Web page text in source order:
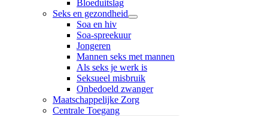
Bloeduitslag
Seks en gezondheid
Soa en hiv
Soa-spreekuur
Jongeren
Mannen seks met mannen
Als seks je werk is
Seksueel misbruik
Onbedoeld zwanger
Maatschappelijke Zorg
Centrale Toegang